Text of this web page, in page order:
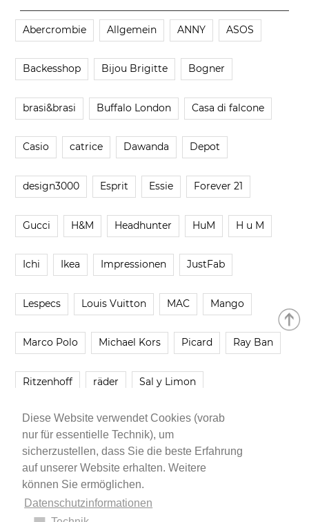
Diese Website verwendet Cookies (vorab
nur für essentielle Technik), um
sicherzustellen, dass Sie die beste Erfahrung
auf unserer Website erhalten. Weitere
können Sie ermöglichen.
Datenschutzinformationen
Abercrombie Allgemein ANNY ASOS
Backesshop Bijou Brigitte Bogner
brasi&brasi Buffalo London Casa di falcone
Casio catrice Dawanda Depot
design3000 Esprit Essie Forever 21
Gucci H&M Headhunter HuM H u M
Ichi Ikea Impressionen JustFab
Lespecs Louis Vuitton MAC Mango
Marco Polo Michael Kors Picard Ray Ban
Ritzenhoff räder Sal y Limon
Smartbuyglasses smash! Steve Madden
Younique Zara